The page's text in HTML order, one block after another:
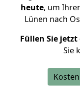
heute, um
Lünen nach
Füllen Sie
Sie